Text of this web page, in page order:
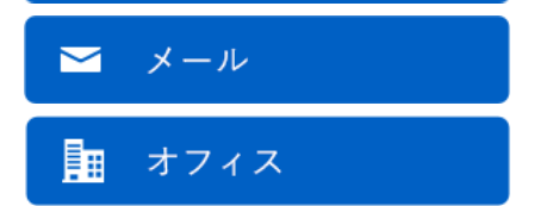
SEKAIA株式会社
個人情報保護管理者：IT・コンプライアンス統括室 ディレクター
TEL：03-6434-1315 E-mail：info@sekaia.co.jp
受付時間 平日（祝祭日を除く）10:00～17:00